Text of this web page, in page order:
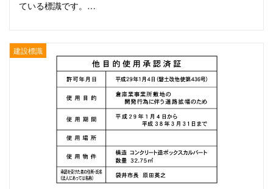
ている標識です。…
建設標識